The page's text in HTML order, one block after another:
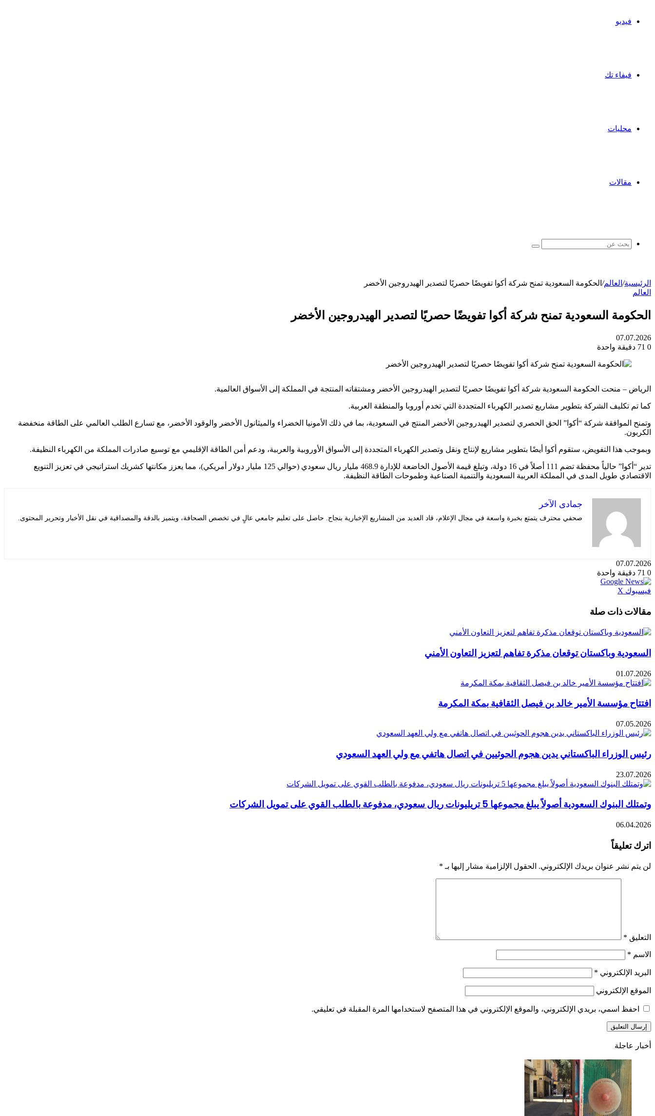
فيديو
فيفاء تك
محليات
مقالات
بحث
الرئيسية/ العالم/ الحكومة السعودية تمنح شركة أكوا تفويضًا حصريًا لتصدير الهيدروجين الأخضر
العالم
الحكومة السعودية تمنح شركة أكوا تفويضًا حصريًا لتصدير الهيدروجين الأخضر
07.07.2026
0
دقيقة واحدة
الرياض – منحت الحكومة السعودية شركة أكوا تفويضًا حصريًا لتصدير الهيدروجين الأخضر ومشتقاته المنتجة في المملكة إلى الأسواق العالمية.
كما تم تكليف الشركة بتطوير مشاريع تصدير الكهرباء المتجددة التي تخدم أوروبا والمنطقة العربية.
وتمنح الموافقة شركة “أكوا” الحق الحصري لتصدير الهيدروجين الأخضر المنتج في السعودية، بما في ذلك الأمونيا الخضراء والميثانول الأخضر والوقود الأخضر، مع تسارع الطلب العالمي على الطاقة منخفضة
الكربون.
وبموجب هذا التفويض، ستقوم أكوا أيضًا بتطوير مشاريع لإنتاج ونقل وتصدير الكهرباء المتجددة إلى الأسواق الأوروبية والعربية، ودعم أمن الطاقة الإقليمي مع توسيع صادرات المملكة من الكهرباء النظيفة.
تدير “أكوا” حالياً محفظة تضم 111 أصلاً في 16 دولة، وتبلغ قيمة الأصول الخاضعة للإدارة 468.9 مليار ريال سعودي (حوالي 125 مليار دولار أمريكي)، مما يعزز مكانتها كشريك استراتيجي في تعزيز التنويع
الاقتصادي طويل المدى في المملكة العربية السعودية والتنمية الصناعية وطموحات الطاقة النظيفة.
جمادى الآخر
صحفي محترف يتمتع بخبرة واسعة في مجال الإعلام، قاد العديد من المشاريع الإخبارية بنجاح. حاصل على تعليم جامعي عالٍ في تخصص الصحافة، ويتميز بالدقة والمصداقية في نقل الأخبار وتحرير المحتوى.
07.07.2026
0
دقيقة واحدة
فيسبوك X
البريد
مقالات ذات صلة
السعودية وباكستان توقعان مذكرة تفاهم لتعزيز التعاون الأمني
01.07.2026
افتتاح مؤسسة الأمير خالد بن فيصل الثقافية بمكة المكرمة
07.05.2026
رئيس الوزراء الباكستاني يدين هجوم الحوثيين في اتصال هاتفي مع ولي العهد السعودي
23.07.2026
وتمتلك البنوك السعودية أصولاً يبلغ مجموعها 5 تريليونات ريال سعودي، مدفوعة بالطلب القوي على تمويل الشركات
06.04.2026
اترك تعليقاً
لن يتم نشر عنوان بريدك الإلكتروني. الحقول الإلزامية مشار إليها بـ *
التعليق *
الاسم *
البريد الإلكتروني *
الموقع الإلكتروني
احفظ اسمي، بريدي الإلكتروني، والموقع الإلكتروني في هذا المتصفح لاستخدامها المرة المقبلة في تعليقي.
أخبار عاجلة